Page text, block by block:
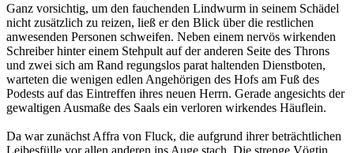
Ganz vorsichtig, um den fauchenden Lindwurm in seinem Schädel
nicht zusätzlich zu reizen, ließ er den Blick über die restlichen
anwesenden Personen schweifen. Neben einem nervös wirkenden
Schreiber hinter einem Stehpult auf der anderen Seite des Throns
und zwei sich am Rand regungslos parat haltenden Dienstboten,
warteten die wenigen edlen Angehörigen des Hofs am Fuß des
Podests auf das Eintreffen ihres neuen Herrn. Gerade angesichts der
gewaltigen Ausmaße des Saals ein verloren wirkendes Häuflein.
Da war zunächst Affra von Fluck, die aufgrund ihrer beträchtlichen
Leibesfülle vor allen anderen ins Auge stach. Die strenge Vögtin